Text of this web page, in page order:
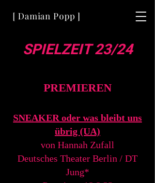
[ Damian Popp ]
SPIELZEIT 23/24
PREMIEREN
SNEAKER oder was bleibt uns
übrig (UA)
von Hannah Zufall
Deutsches Theater Berlin / DT
Jung*